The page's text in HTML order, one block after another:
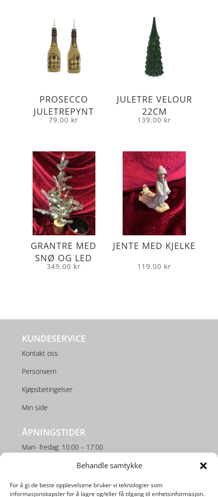
Behandle samtykke
For å gi de beste opplevelsene bruker vi teknologier som
informasjonskapsler for å lagre og/eller få tilgang til enhetsinformasjon.
PROSECCO
JULETREPYNT
79.00 kr
JULETRE VELOUR
22CM
139.00 kr
GRANTRE MED
SNØ OG LED
349.00 kr
JENTE MED KJELKE
119.00 kr
KUNDESERVICE
Kontakt oss
Personvern
Kjøpsbetingelser
Min side
ÅPNINGSTIDER
Man- fredag: 10:00 – 17:00
Lørdag: 10:00 – 16:00
SOSIALE MEDIER